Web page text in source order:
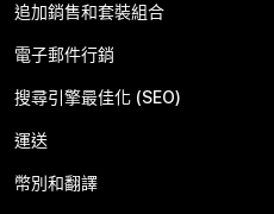
追加銷售和套裝組合
電子郵件行銷
搜尋引擎最佳化 (SEO)
運送
幣別和翻譯